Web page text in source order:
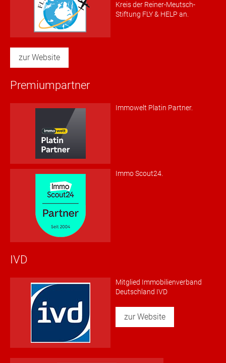
Kreis der Reiner-Meutsch-
Stiftung FLY & HELP an.
zur Website
Premiumpartner
Immowelt Platin Partner.
Immo Scout24.
IVD
Mitglied Immobilienverband
Deutschland IVD
zur Website